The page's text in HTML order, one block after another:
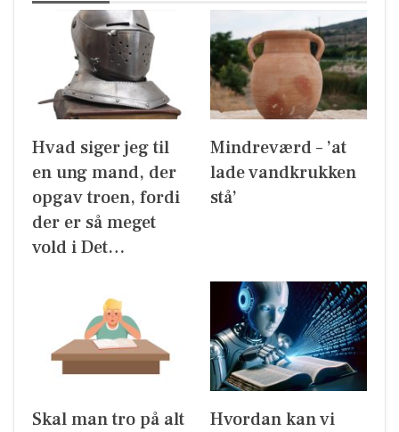
Hvad siger jeg til
en ung mand, der
opgav troen, fordi
der er så meget
vold i Det…
Mindreværd – ’at
lade vandkrukken
stå’
Skal man tro på alt
Hvordan kan vi